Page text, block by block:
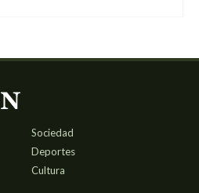
Sociedad
Deportes
Cultura